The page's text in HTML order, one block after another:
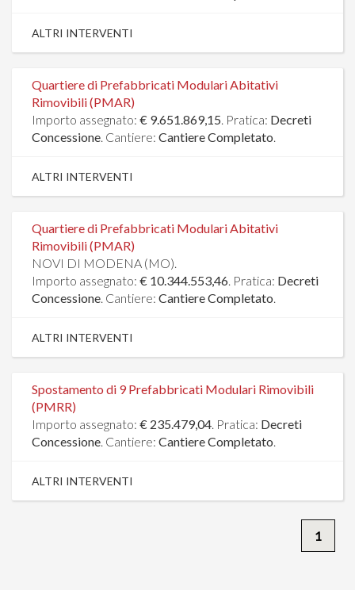
ALTRI INTERVENTI
Quartiere di Prefabbricati Modulari Abitativi
Rimovibili (PMAR)
Importo assegnato: € 9.651.869,15. Pratica: Decreti
Concessione. Cantiere: Cantiere Completato.
ALTRI INTERVENTI
Quartiere di Prefabbricati Modulari Abitativi
Rimovibili (PMAR)
NOVI DI MODENA (MO).
Importo assegnato: € 10.344.553,46. Pratica: Decreti
Concessione. Cantiere: Cantiere Completato.
ALTRI INTERVENTI
Spostamento di 9 Prefabbricati Modulari Rimovibili
(PMRR)
Importo assegnato: € 235.479,04. Pratica: Decreti
Concessione. Cantiere: Cantiere Completato.
ALTRI INTERVENTI
1